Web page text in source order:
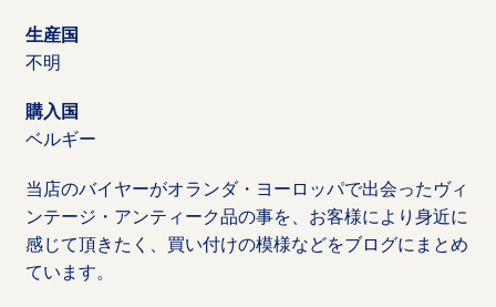
生産国
不明
購入国
ベルギー
当店のバイヤーがオランダ・ヨーロッパで出会ったヴィ
ンテージ・アンティーク品の事を、お客様により身近に
感じて頂きたく、買い付けの模様などをブログにまとめ
ています。